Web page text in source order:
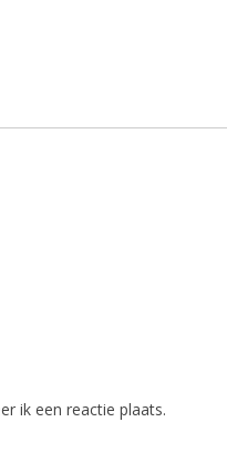
ik een reactie plaats.